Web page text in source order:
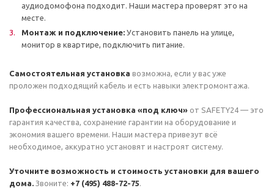
аудиодомофона подходит. Наши мастера проверят это на
месте.
Монтаж и подключение: Установить панель на улице,
монитор в квартире, подключить питание.
Самостоятельная установка возможна, если у вас уже
проложен подходящий кабель и есть навыки электромонтажа.
Профессиональная установка «под ключ» от SAFETY24 — это
гарантия качества, сохранение гарантии на оборудование и
экономия вашего времени. Наши мастера привезут всё
необходимое, аккуратно установят и настроят систему.
Уточните возможность и стоимость установки для вашего
дома. Звоните: +7 (495) 488-72-75